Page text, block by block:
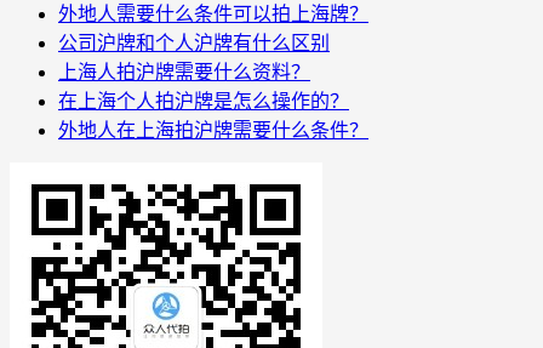
外地人需要什么条件可以拍上海牌？
公司沪牌和个人沪牌有什么区别
上海人拍沪牌需要什么资料？
在上海个人拍沪牌是怎么操作的？
外地人在上海拍沪牌需要什么条件？